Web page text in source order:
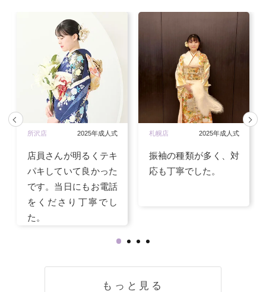
所沢店 2025年成人式
店員さんが明るくテキ
パキしていて良かった
です。当日にもお電話
をくださり丁寧でし
た。
札幌店 2025年成人式
振袖の種類が多く、対
応も丁寧でした。
もっと見る